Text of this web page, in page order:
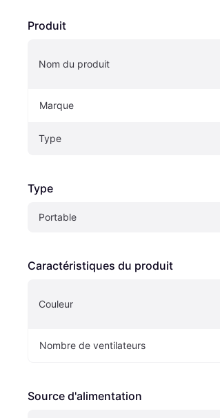
Produit
Nom du produit
Marque
Type
Type
Portable
Caractéristiques du produit
Couleur
Nombre de ventilateurs
Source d'alimentation